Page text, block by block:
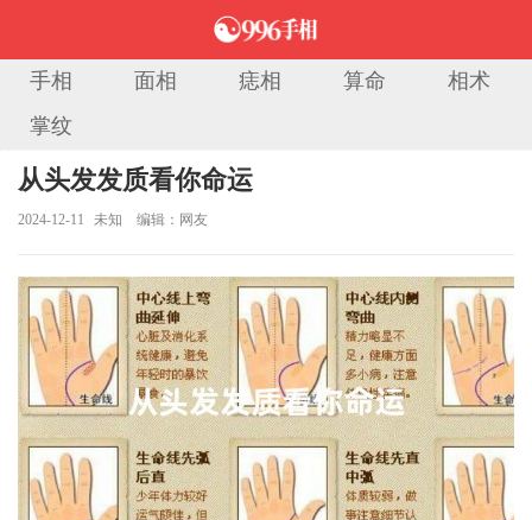
手相 面相 痣相 算命
相术
掌纹
当前位置：
从头发发质看你命运
2024-12-11 未知 编辑：网友